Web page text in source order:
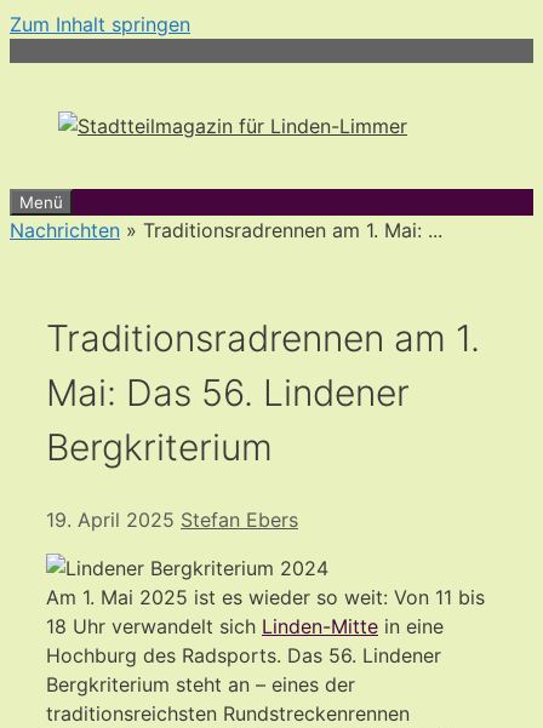
Zum Inhalt springen
Menü
Nachrichten » Traditionsradrennen am 1. Mai: ...
Traditionsradrennen am 1.
Mai: Das 56. Lindener
Bergkriterium
19. April 2025 Stefan Ebers
Am 1. Mai 2025 ist es wieder so weit: Von 11 bis
18 Uhr verwandelt sich Linden-Mitte in eine
Hochburg des Radsports. Das 56. Lindener
Bergkriterium steht an – eines der
traditionsreichsten Rundstreckenrennen